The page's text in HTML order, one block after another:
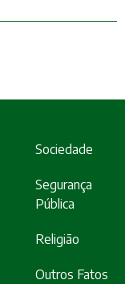
Sociedade
Segurança
Pública
Religião
Outros Fatos